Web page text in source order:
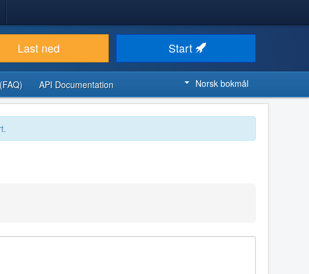
Last ned Start
API Documentation Norsk bokmål